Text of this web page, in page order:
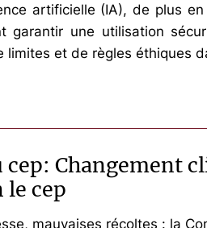
artificielle (IA), de plus
garantir une utilisation
limites et de règles éthiques
cep: Changement
le cep
mauvaises récoltes : la